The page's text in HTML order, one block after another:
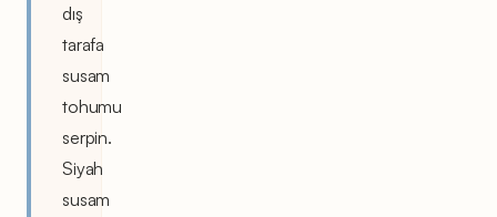
dış
tarafa
susam
tohumu
serpin.
Siyah
susam